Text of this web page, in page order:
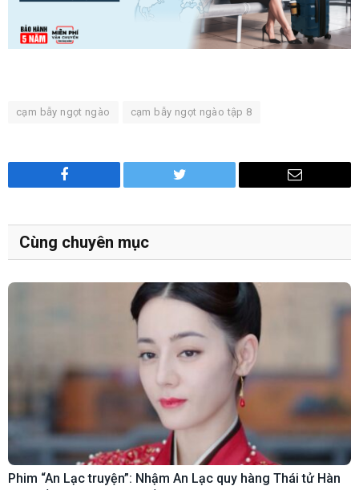
cạm bẫy ngọt ngào cạm bẫy ngọt ngào tập 8
Facebook Twitter Email
Cùng chuyên mục
Phim “An Lạc truyện”: Nhậm An Lạc quy hàng Thái tử Hàn